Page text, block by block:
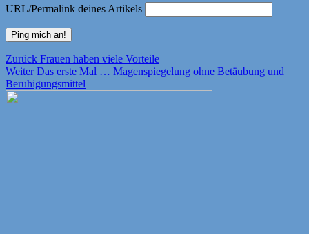
URL/Permalink deines Artikels
Beitragsnavigation
Zurück Vorheriger
Beitrag:
Frauen haben viele Vorteile
Weiter Nächster
Beitrag:
Das erste Mal … Magenspiegelung ohne Betäubung und
Beruhigungsmittel